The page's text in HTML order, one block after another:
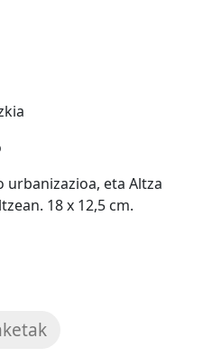
urbanizazioa, eta Altza
18 x 12,5 cm.